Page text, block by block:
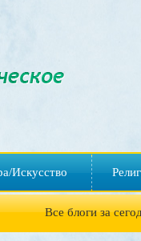
Искусство
Все блоги за